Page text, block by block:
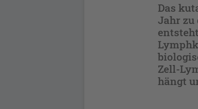
Das
Jahr zu
Zell-
hängt